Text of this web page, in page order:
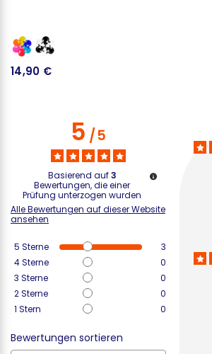
14,90 €
5/5
Basierend auf3
Bewertungen, die einer
Prüfung unterzogen wurden
Alle Bewertungen auf dieser Website
ansehen
5 Sterne
3
4Sterne
0
3 Sterne
0
2Sterne
0
1 Stern 0
Bewertungen sortieren